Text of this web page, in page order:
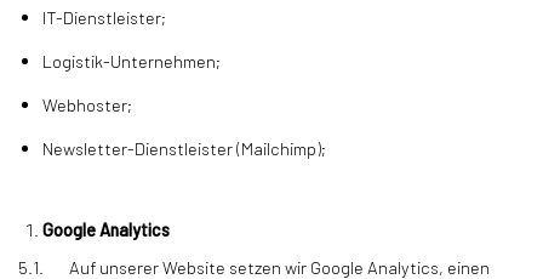
IT-Dienstleister;
Logistik-Unternehmen;
Webhoster;
Newsletter-Dienstleister (Mailchimp);
Google Analytics
5.1. Auf unserer Website setzen wir Google Analytics, einen